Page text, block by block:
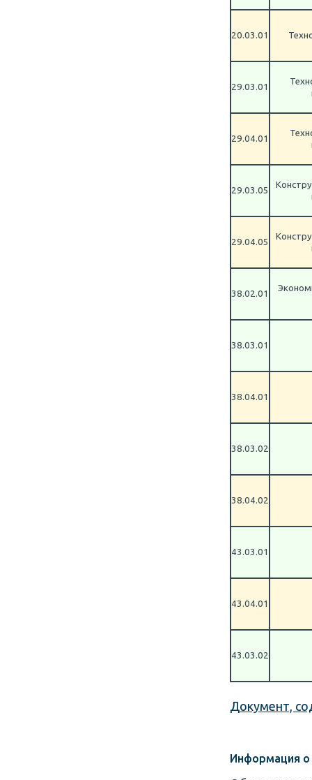
20.03.01
29.03.01
29.04.01
29.03.05
29.04.05
38.02.01
38.03.01
38.04.01
38.03.02
38.04.02
43.03.01
43.04.01
43.03.02
Документ,
Информация о